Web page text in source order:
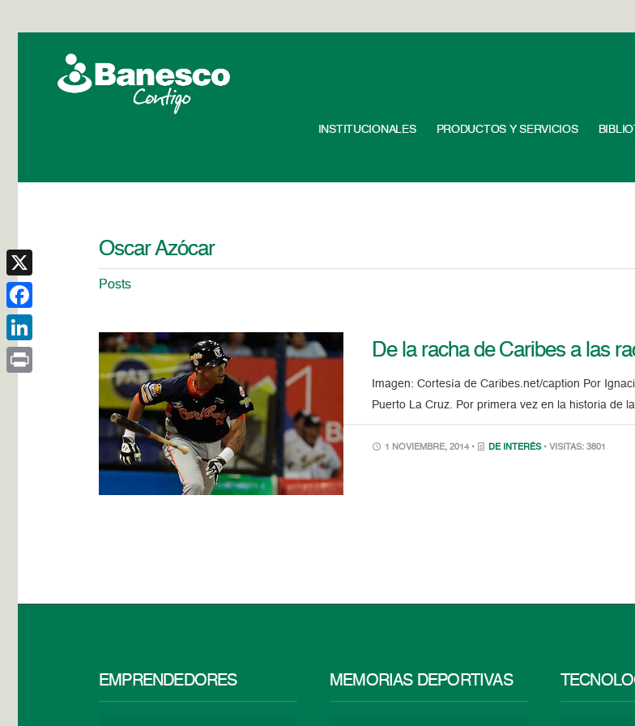
INSTITUCIONALES PRODUCTOS Y SERVICIOS
Oscar Azócar
Posts
De la racha de Caribes a las
Imagen: Cortesía de Caribes.net/caption Por
Puerto La Cruz. Por primera vez en la historia de
1 NOVIEMBRE, 2014 • DE INTERÉS • VISITAS: 3801
EMPRENDEDORES MEMORIAS DEPORTIVAS
X
Facebook
LinkedIn